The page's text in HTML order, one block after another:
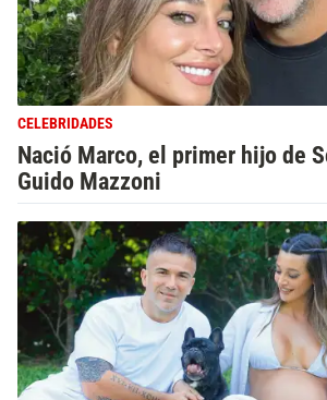
CELEBRIDADES
Nació Marco, el primer hijo de
Guido Mazzoni